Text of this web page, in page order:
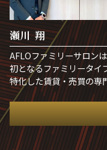
瀬川 翔
AFLOファミリーサロン
初となるファミリータイ
特化した賃貸・売買の専